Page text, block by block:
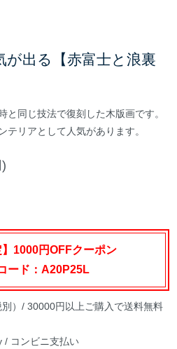
が出る【赤富士と浪裏
と同じ技法で復刻した木版画です。
テリアとして人気があります。
】1000円OFFクーポン
ード：A20P25L
）/ 30000円以上ご購入で送料無料
/ コンビニ支払い